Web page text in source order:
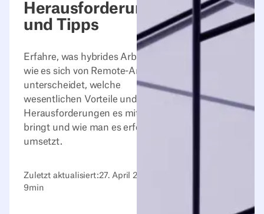
Herausforderungen
und Tipps
Erfahre, was hybrides Arbeiten ist,
wie es sich von Remote-Arbeit
unterscheidet, welche
wesentlichen Vorteile und
Herausforderungen es mit sich
bringt und wie man es erfolgreich
umsetzt.
Zuletzt aktualisiert:27. April 2026
9min